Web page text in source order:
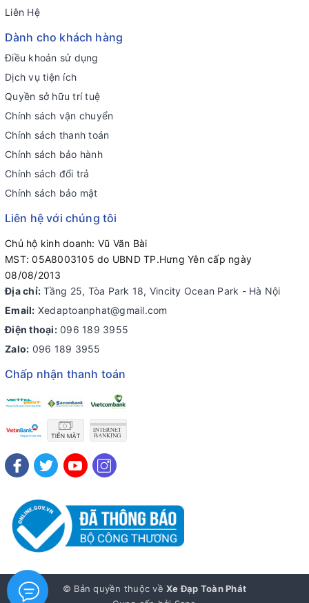
Liên Hệ
Dành cho khách hàng
Điều khoản sử dụng
Dịch vụ tiện ích
Quyền sở hữu trí tuệ
Chính sách vận chuyển
Chính sách thanh toán
Chính sách bảo hành
Chính sách đổi trả
Chính sách bảo mật
Liên hệ với chúng tôi
Chủ hộ kinh doanh: Vũ Văn Bài
MST: 05A8003105 do UBND TP.Hưng Yên cấp ngày
08/08/2013
Địa chỉ: Tầng 25, Tòa Park 18, Vincity Ocean Park - Hà Nội
Email: Xedaptoanphat@gmail.com
Điện thoại: 096 189 3955
Zalo: 096 189 3955
Chấp nhận thanh toán
© Bản quyền thuộc vềXe Đạp Toàn Phát